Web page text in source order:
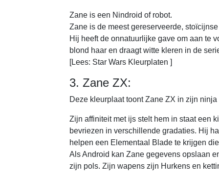
Zane is een Nindroid of robot.
Zane is de meest gereserveerde,
Hij heeft de onnatuurlijke gave om aan te
blond haar en draagt witte kleren in de
[Lees: Star Wars Kleurplaten ]
3. Zane ZX:
Deze kleurplaat toont Zane ZX in zijn ninja
Zijn affiniteit met ijs stelt hem in staat een
bevriezen in verschillende gradaties. Hij
helpen een Elementaal Blade te krijgen
Als Android kan Zane gegevens opslaan
zijn pols. Zijn wapens zijn Hurkens en